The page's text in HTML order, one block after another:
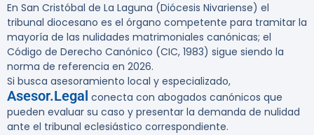
En San Cristóbal de La Laguna (Diócesis Nivariense) el
tribunal diocesano es el órgano competente para tramitar la
mayoría de las nulidades matrimoniales canónicas; el
Código de Derecho Canónico (CIC, 1983) sigue siendo la
norma de referencia en 2026.
Si busca asesoramiento local y especializado,
Asesor.Legal conecta con abogados canónicos que
pueden evaluar su caso y presentar la demanda de nulidad
ante el tribunal eclesiástico correspondiente.